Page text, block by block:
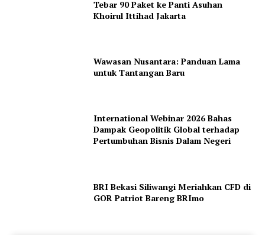
Tebar 90 Paket ke Panti Asuhan
Khoirul Ittihad Jakarta
Wawasan Nusantara: Panduan Lama
untuk Tantangan Baru
International Webinar 2026 Bahas
Dampak Geopolitik Global terhadap
Pertumbuhan Bisnis Dalam Negeri
BRI Bekasi Siliwangi Meriahkan CFD di
GOR Patriot Bareng BRImo